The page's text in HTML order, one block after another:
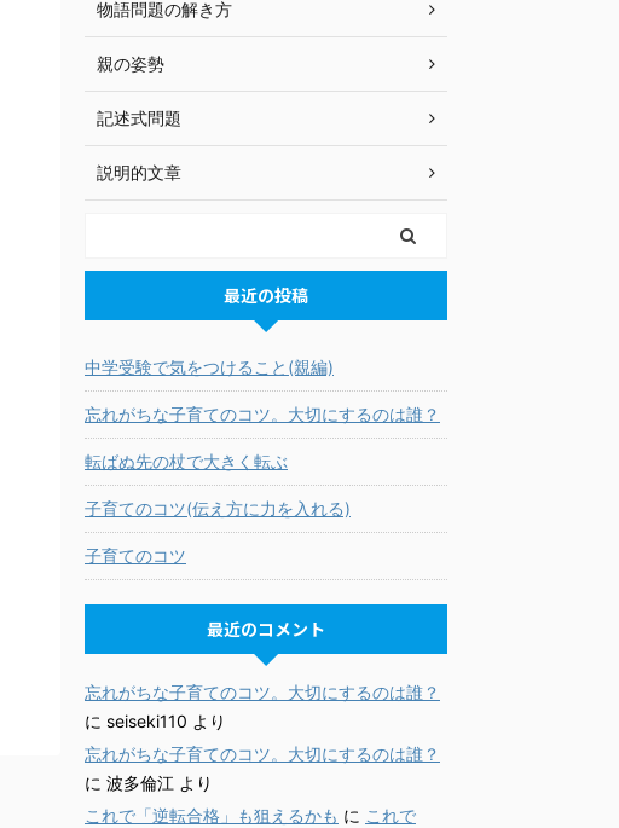
物語問題の解き方
親の姿勢
記述式問題
説明的文章
最近の投稿
中学受験で気をつけること(親編)
忘れがちな子育てのコツ。大切にするのは誰？
転ばぬ先の杖で大きく転ぶ
子育てのコツ(伝え方に力を入れる)
子育てのコツ
最近のコメント
忘れがちな子育てのコツ。大切にするのは誰？
に seiseki110 より
忘れがちな子育てのコツ。大切にするのは誰？
に 波多倫江 より
これで「逆転合格」も狙えるかも に これで